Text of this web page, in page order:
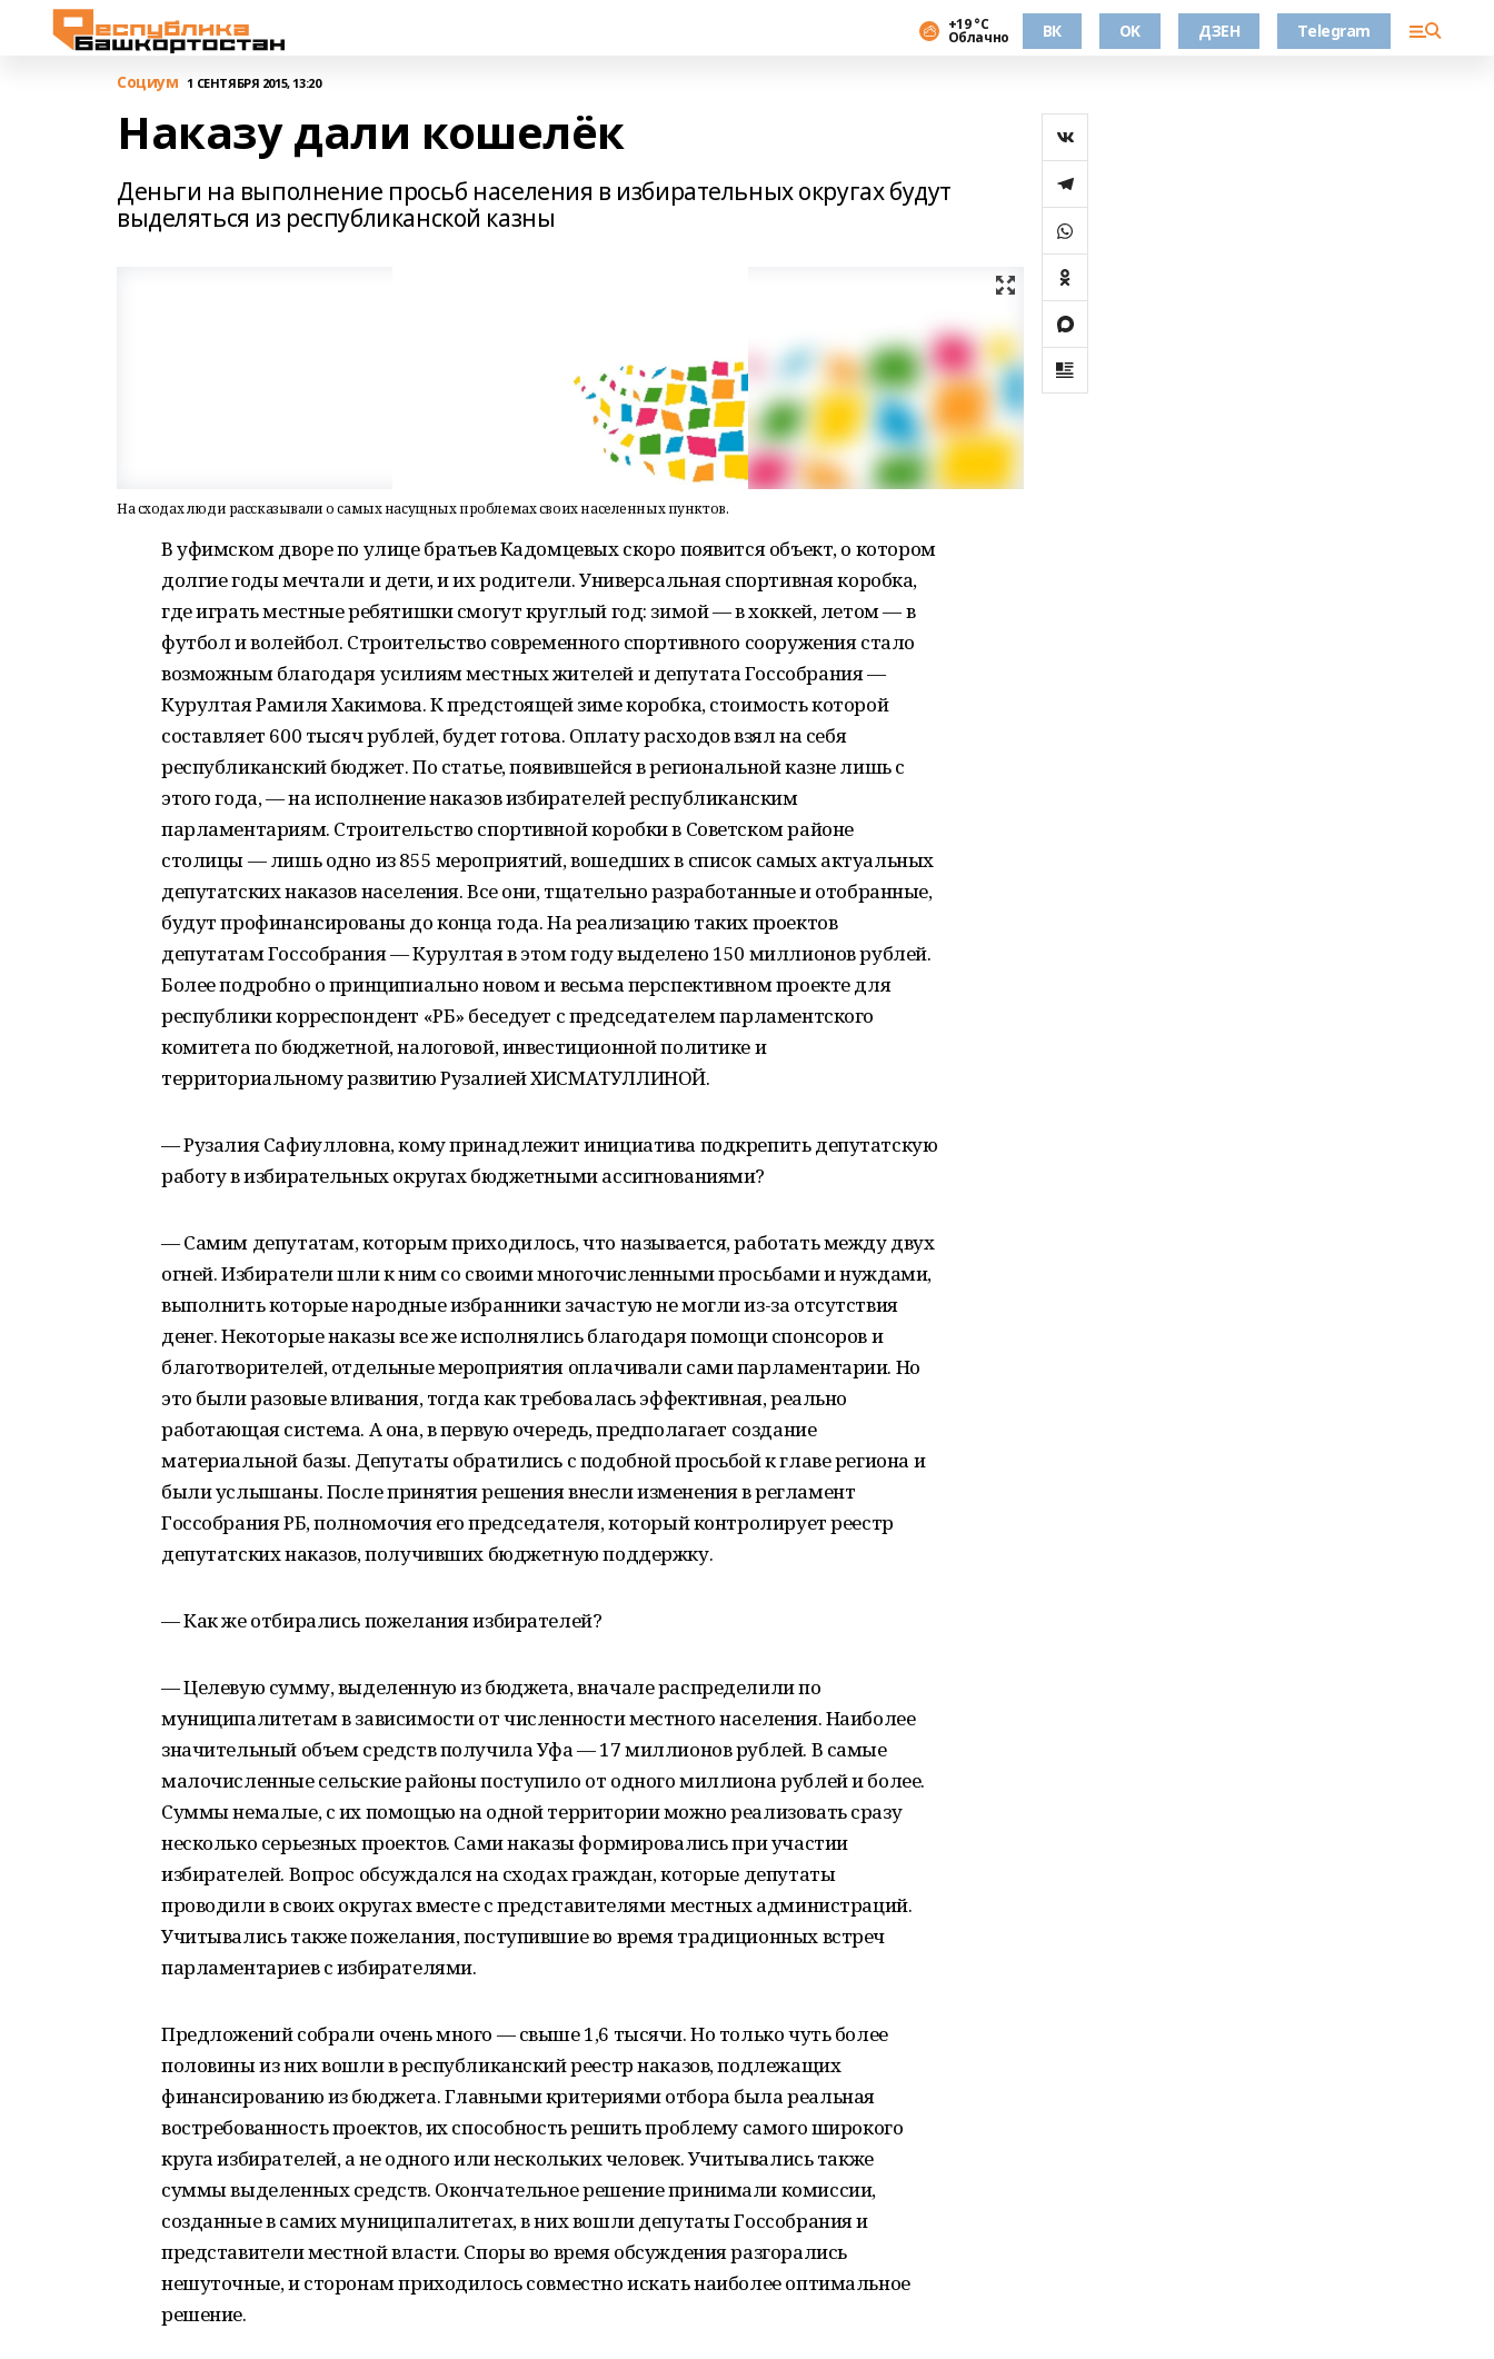
+19 °С
Облачно ВК OK ДЗЕН Telegram
Cоциум 1 СЕНТЯБРЯ 2015, 13:20
Наказу дали кошелёк
Деньги на выполнение просьб населения в избирательных округах будут
выделяться из республиканской казны
На сходах люди рассказывали о самых насущных проблемах своих населенных пунктов.
В уфимском дворе по улице братьев Кадомцевых скоро появится объект, о котором
долгие годы мечтали и дети, и их родители. Универсальная спортивная коробка,
где играть местные ребятишки смогут круглый год: зимой — в хоккей, летом — в
футбол и волейбол. Строительство современного спортивного сооружения стало
возможным благодаря усилиям местных жителей и депутата Госсобрания —
Курултая Рамиля Хакимова. К предстоящей зиме коробка, стоимость которой
составляет 600 тысяч рублей, будет готова. Оплату расходов взял на себя
республиканский бюджет. По статье, появившейся в региональной казне лишь с
этого года, — на исполнение наказов избирателей республиканским
парламентариям. Строительство спортивной коробки в Советском районе
столицы — лишь одно из 855 мероприятий, вошедших в список самых актуальных
депутатских наказов населения. Все они, тщательно разработанные и отобранные,
будут профинансированы до конца года. На реализацию таких проектов
депутатам Госсобрания — Курултая в этом году выделено 150 миллионов рублей.
Более подробно о принципиально новом и весьма перспективном проекте для
республики корреспондент «РБ» беседует с председателем парламентского
комитета по бюджетной, налоговой, инвестиционной политике и
территориальному развитию Рузалией ХИСМАТУЛЛИНОЙ.
— Рузалия Сафиулловна, кому принадлежит инициатива подкрепить депутатскую
работу в избирательных округах бюджетными ассигнованиями?
— Самим депутатам, которым приходилось, что называется, работать между двух
огней. Избиратели шли к ним со своими многочисленными просьбами и нуждами,
выполнить которые народные избранники зачастую не могли из-за отсутствия
денег. Некоторые наказы все же исполнялись благодаря помощи спонсоров и
благотворителей, отдельные мероприятия оплачивали сами парламентарии. Но
это были разовые вливания, тогда как требовалась эффективная, реально
работающая система. А она, в первую очередь, предполагает создание
материальной базы. Депутаты обратились с подобной просьбой к главе региона и
были услышаны. После принятия решения внесли изменения в регламент
Госсобрания РБ, полномочия его председателя, который контролирует реестр
депутатских наказов, получивших бюджетную поддержку.
— Как же отбирались пожелания избирателей?
— Целевую сумму, выделенную из бюджета, вначале распределили по
муниципалитетам в зависимости от численности местного населения. Наиболее
значительный объем средств получила Уфа — 17 миллионов рублей. В самые
малочисленные сельские районы поступило от одного миллиона рублей и более.
Суммы немалые, с их помощью на одной территории можно реализовать сразу
несколько серьезных проектов. Сами наказы формировались при участии
избирателей. Вопрос обсуждался на сходах граждан, которые депутаты
проводили в своих округах вместе с представителями местных администраций.
Учитывались также пожелания, поступившие во время традиционных встреч
парламентариев с избирателями.
Предложений собрали очень много — свыше 1,6 тысячи. Но только чуть более
половины из них вошли в республиканский реестр наказов, подлежащих
финансированию из бюджета. Главными критериями отбора была реальная
востребованность проектов, их способность решить проблему самого широкого
круга избирателей, а не одного или нескольких человек. Учитывались также
суммы выделенных средств. Окончательное решение принимали комиссии,
созданные в самих муниципалитетах, в них вошли депутаты Госсобрания и
представители местной власти. Споры во время обсуждения разгорались
нешуточные, и сторонам приходилось совместно искать наиболее оптимальное
решение.